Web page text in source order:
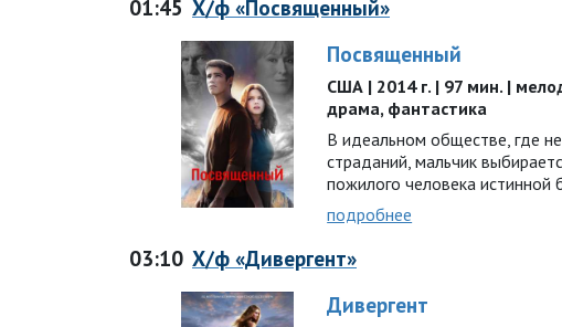
01:45 Х/ф «Посвященный»
Посвященный
США | 2014 г. | 97 мин. |
драма, фантастика
В идеальном обществе, где
страданий, мальчик
пожилого человека истинной
подробнее
03:10 Х/ф «Дивергент»
Дивергент